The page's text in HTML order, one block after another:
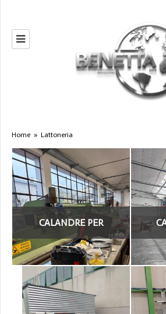
Home » Lattoneria
CALANDRE PER
LATTONERIA (9)